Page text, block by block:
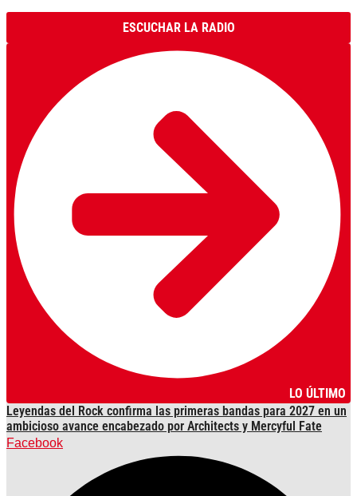
ESCUCHAR LA RADIO
LO ÚLTIMO
Leyendas del Rock confirma las primeras bandas para 2027 en un
ambicioso avance encabezado por Architects y Mercyful Fate
Facebook